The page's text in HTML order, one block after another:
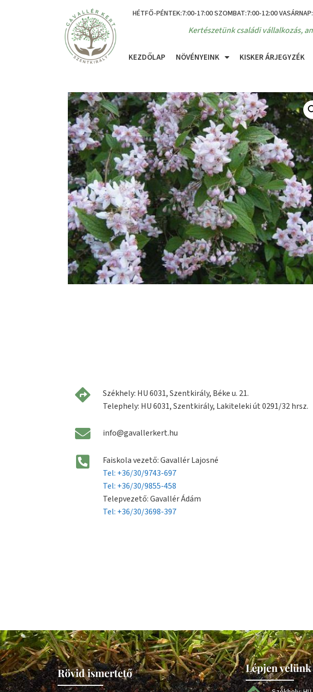
HÉTFŐ-PÉNTEK:7:00-17:00 SZOMBAT:7:00-12:00
Kertészetünk családi vállalkozás,
KEZDŐLAP NÖVÉNYEINK KISKER ÁRJEGYZÉK
Székhely: HU 6031, Szentkirály, Béke u. 21.
Telephely: HU 6031, Szentkirály, Lakiteleki út 0291/32 hrsz.
info@gavallerkert.hu
Faiskola vezető: Gavallér Lajosné
Tel: +36/30/9743-697
Tel: +36/30/9855-458
Telepvezető: Gavallér Ádám
Tel: +36/30/3698-397
Rövid ismertető Lépjen